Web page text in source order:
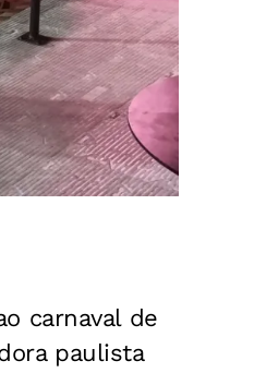
carnaval de
paulista